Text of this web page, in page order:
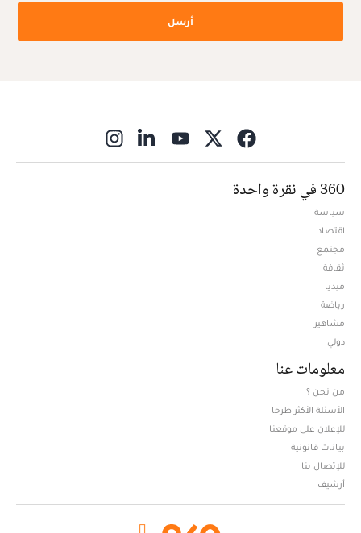
أرسل
360 في نقرة واحدة
سياسة
اقتصاد
مجتمع
ثقافة
ميديا
رياضة
مشاهير
دولي
معلومات عنا
من نحن ؟
الأسئلة الأكثر طرحا
للإعلان على موقعنا
بيانات قانونية
للإتصال بنا
أرشيف